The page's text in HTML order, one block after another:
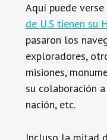
Aquí puede verse
de U.S tienen su
pasaron los
exploradores,
misiones,
su colaboración
nación, etc.